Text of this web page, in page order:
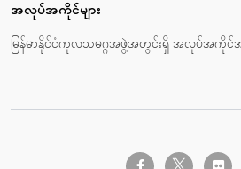
အလုပ်အကိုင်များ
မြန်မာနိုင်ငံကုလသမဂ္ဂအဖွဲ့အတွင်းရှိ အလုပ်အကိုင်
facebook-ftwitter-x flickr